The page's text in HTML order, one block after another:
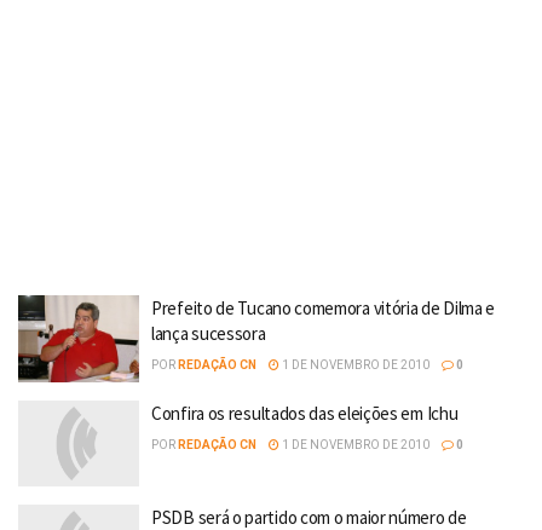
Prefeito de Tucano comemora vitória de Dilma e
lança sucessora
POR REDAÇÃO CN 1 DE NOVEMBRO DE 2010 0
Confira os resultados das eleições em Ichu
POR REDAÇÃO CN 1 DE NOVEMBRO DE 2010 0
PSDB será o partido com o maior número de